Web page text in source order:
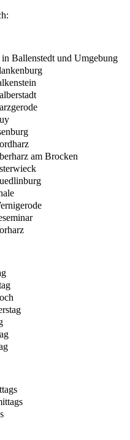
Ballenstedt und Umgebung
am Brocken